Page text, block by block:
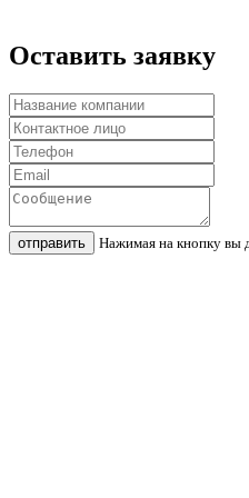
Оставить заявку
отправить Нажимая на кнопку вы